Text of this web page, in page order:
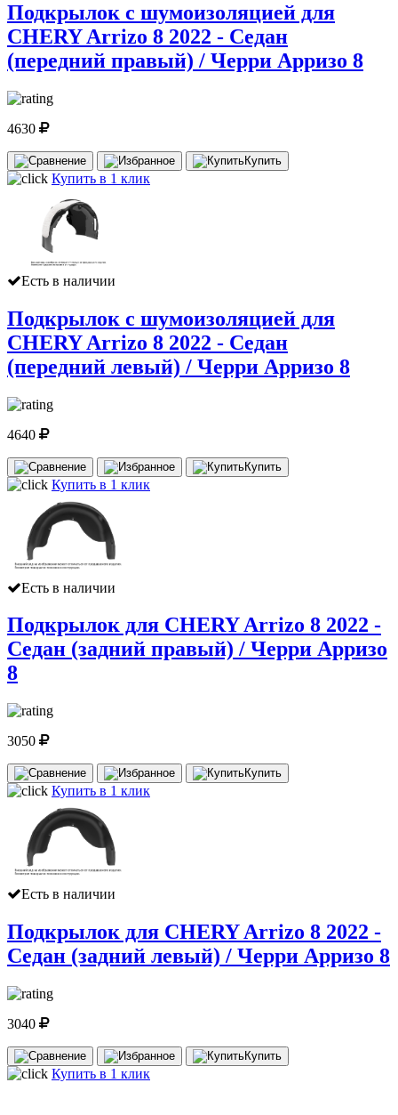
Подкрылок с шумоизоляцией для
CHERY Arrizo 8 2022 - Седан
(передний правый) / Черри Арризо 8
4630
Купить
Купить в 1 клик
Есть в наличии
Подкрылок с шумоизоляцией для
CHERY Arrizo 8 2022 - Седан
(передний левый) / Черри Арризо 8
4640
Купить
Купить в 1 клик
Есть в наличии
Подкрылок для CHERY Arrizo 8 2022 -
Седан (задний правый) / Черри Арризо
8
3050
Купить
Купить в 1 клик
Есть в наличии
Подкрылок для CHERY Arrizo 8 2022 -
Седан (задний левый) / Черри Арризо 8
3040
Купить
Купить в 1 клик